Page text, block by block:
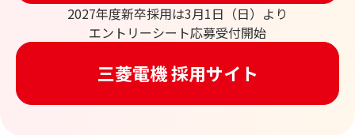
2027年度新卒採用は3月1日（日）より
エントリーシート応募受付開始
三菱電機 採用サイト